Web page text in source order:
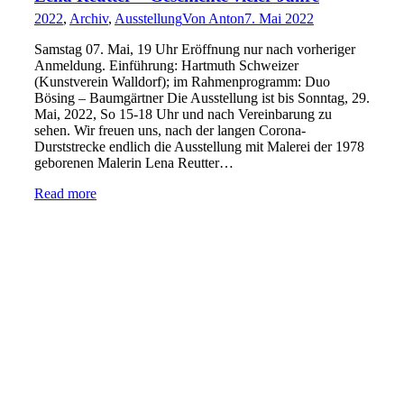
2022, Archiv, AusstellungVon Anton7. Mai 2022
Samstag 07. Mai, 19 Uhr Eröffnung nur nach vorheriger
Anmeldung. Einführung: Hartmuth Schweizer
(Kunstverein Walldorf); im Rahmenprogramm: Duo
Bösing – Baumgärtner Die Ausstellung ist bis Sonntag, 29.
Mai, 2022, So 15-18 Uhr und nach Vereinbarung zu
sehen. Wir freuen uns, nach der langen Corona-
Durststrecke endlich die Ausstellung mit Malerei der 1978
geborenen Malerin Lena Reutter…
Read more